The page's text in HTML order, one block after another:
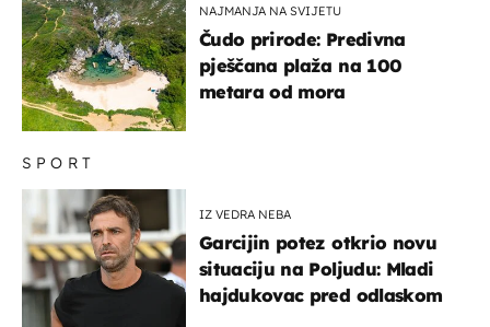
SPORT
IZ VEDRA NEBA
Garcijin potez otkrio novu
situaciju na Poljudu: Mladi
hajdukovac pred odlaskom
NAJMANJA NA SVIJETU
Čudo prirode: Predivna
pješčana plaža na 100
metara od mora